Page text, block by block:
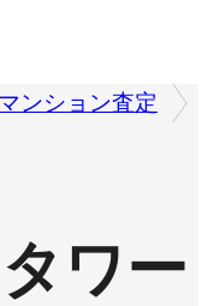
マンション査定
ワー